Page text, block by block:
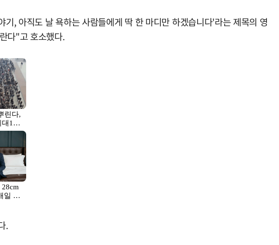
, 아직도 날 욕하는 사람들에게 딱 한 마디만 하겠습니다'라는 제목의 영
다"고 호소했다.
.